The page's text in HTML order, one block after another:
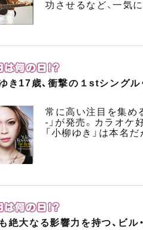
功させるなど、一気
き17歳、衝撃の１stシングル
常に高い注目を集め
-」が発売。カラオ
「小柳ゆき」は本名
絶大なる影響力を持つ、ビル